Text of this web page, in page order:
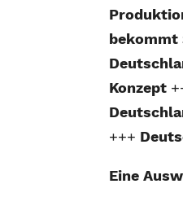
bekommt
Konzept
+++
Eine